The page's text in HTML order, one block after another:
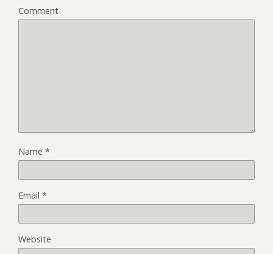
Comment
Name *
Email *
Website